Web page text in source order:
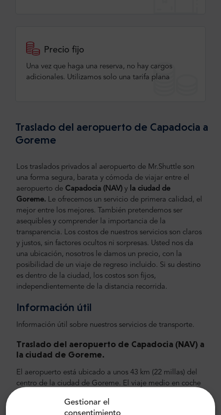
Gestionar el
consentimiento
Precio fijo
Una vez que haga una reserva, no hay cargos
adicionales. Utilizamos solo una tarifa plana
Traslado del aeropuerto de Capadocia a
Goreme
Los traslados privados al aeropuerto de Mr.Shuttle son
una forma segura, barata y cómoda de viajar entre el
aeropuerto de Capadocia (NAV) y la ciudad de
Goreme. Le ofrecemos un servicio de primera calidad, el
mejor entre los mejores. También pretendemos ser
asequibles y comprender la importancia de la
transparencia. Los costos de nuestros servicios son claros
y justos, sin factores ocultos ni sorpresas. Usted nos da
una ubicación, nosotros le damos un precio, con la
posibilidad de un viaje de regreso incluido. Si su destino
es dentro de la ciudad, los costos son fijos,
independientemente de la distancia recorrida.
Información útil
Información útil sobre nuestros servicios de transporte.
Traslado del aeropuerto de Capadocia (NAV) a
la ciudad de Goreme.
El aeropuerto está ubicado a unos 43 km (22 millas) del
centro de la ciudad de Goreme. El viaje medio en coche
unos 35 minutos.Recomendamos elegir un coche, y aún